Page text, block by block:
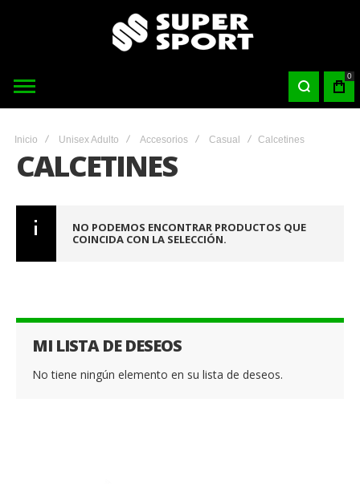
0
Inicio Unisex Adulto Accesorios Casual Calcetines
CALCETINES
NO PODEMOS ENCONTRAR PRODUCTOS QUE
COINCIDA CON LA SELECCIÓN.
MI LISTA DE DESEOS
No tiene ningún elemento en su lista de deseos.